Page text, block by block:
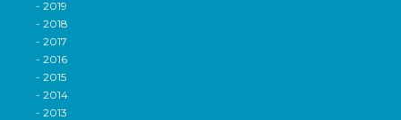
- 2019
- 2018
- 2017
- 2016
- 2015
- 2014
- 2013